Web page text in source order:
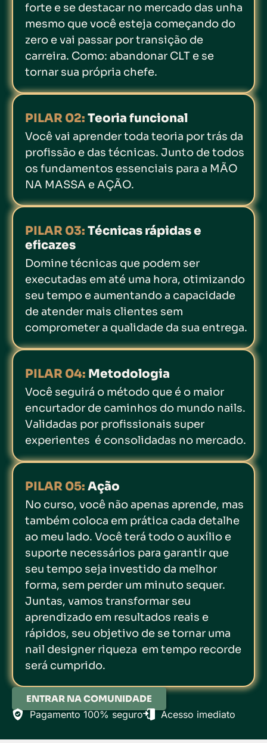
forte e se destacar no mercado das unha
mesmo que você esteja começando do
zero e vai passar por transição de
carreira. Como: abandonar CLT e se
tornar sua própria chefe.
PILAR 02: Teoria funcional
Você vai aprender toda teoria por trás da
profissão e das técnicas. Junto de todos
os fundamentos essenciais para a MÃO
NA MASSA e AÇÃO.
PILAR 03: Técnicas rápidas e
eficazes
Domine técnicas que podem ser
executadas em até uma hora, otimizando
seu tempo e aumentando a capacidade
de atender mais clientes sem
comprometer a qualidade da sua entrega.
PILAR 04: Metodologia
Você seguirá o método que é o maior
encurtador de caminhos do mundo nails.
Validadas por profissionais super
experientes é consolidadas no mercado.
PILAR 05: Ação
No curso, você não apenas aprende, mas
também coloca em prática cada detalhe
ao meu lado. Você terá todo o auxílio e
suporte necessários para garantir que
seu tempo seja investido da melhor
forma, sem perder um minuto sequer.
Juntas, vamos transformar seu
aprendizado em resultados reais e
rápidos, seu objetivo de se tornar uma
nail designer riqueza em tempo recorde
será cumprido.
ENTRAR NA COMUNIDADE
Pagamento 100% seguro Acesso imediato